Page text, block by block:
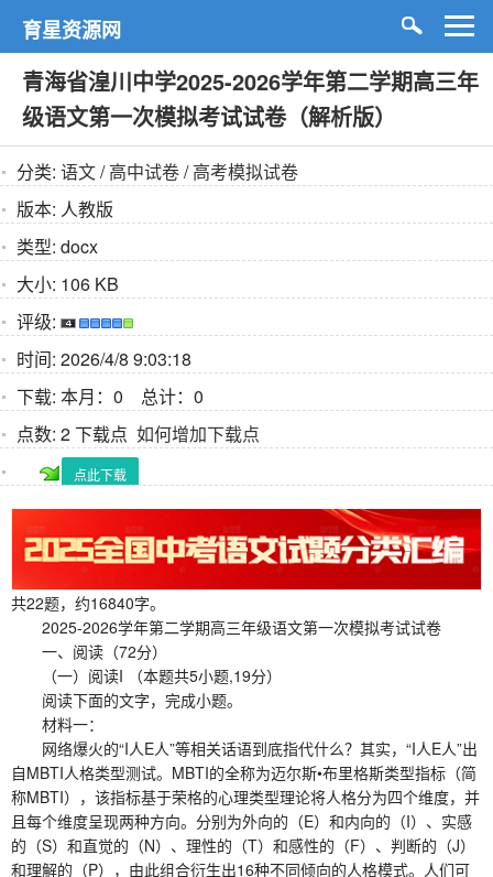
育星资源网
青海省湟川中学2025-2026学年第二学期高三年
级语文第一次模拟考试试卷（解析版）
分类: 语文/高中试卷/高考模拟试卷
版本: 人教版
类型: docx
大小: 106 KB
评级:
时间: 2026/4/8 9:03:18
下载: 本月：0 总计：0
点数: 2 下载点 如何增加下载点
点此下载
共22题，约16840字。
2025-2026学年第二学期高三年级语文第一次模拟考试试卷
一、阅读（72分）
（一）阅读I （本题共5小题,19分）
阅读下面的文字，完成小题。
材料一：
网络爆火的“I人E人”等相关话语到底指代什么？其实，“I人E人”出
自MBTI人格类型测试。MBTI的全称为迈尔斯•布里格斯类型指标（简
称MBTI），该指标基于荣格的心理类型理论将人格分为四个维度，并
且每个维度呈现两种方向。分别为外向的（E）和内向的（I）、实感
的（S）和直觉的（N）、理性的（T）和感性的（F）、判断的（J）
和理解的（P），由此组合衍生出16种不同倾向的人格模式。人们可